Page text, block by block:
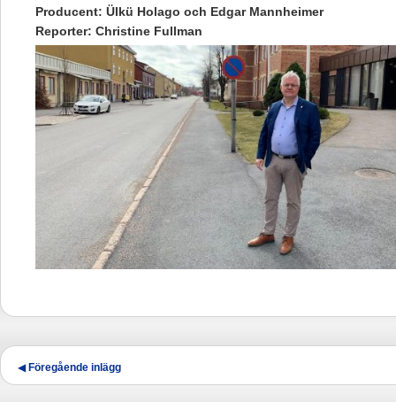
Producent: Ülkü Holago och Edgar Mannheimer
Reporter: Christine Fullman
Inläggsnavigering
◀Föregående inlägg